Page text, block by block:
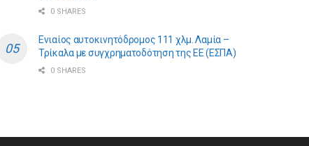
0 SHARES
Ενιαίος αυτοκινητόδρομος 111 χλμ. Λαμία –
Τρίκαλα με συγχρηματοδότηση της ΕE (ΕΣΠΑ)
0 SHARES